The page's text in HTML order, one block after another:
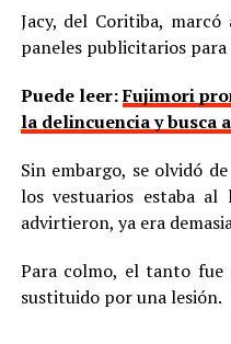
Jacy, del Coritiba,
paneles publicitarios para
Puede leer:Fujimori
la delincuencia y busca
Sin embargo, se olvidó
los vestuarios estaba
advirtieron, ya era
Para colmo, el tanto fue
sustituido por una lesión.